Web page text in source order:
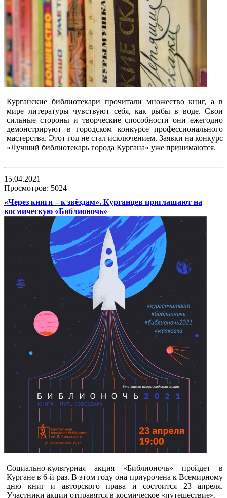
Курганские библиотекари прочитали множество книг, а в
мире литературы чувствуют себя, как рыбы в воде. Свои
сильные стороны и творческие способности они ежегодно
демонстрируют в городском конкурсе профессионального
мастерства. Этот год не стал исключением. Заявки на конкурс
«Лучший библиотекарь города Кургана» уже принимаются.
15.04.2021
Просмотров: 5024
«Через книги – к звёздам». Курганцев приглашают на
космическую «Библионочь»
Социально-культурная акция «Библионочь» пройдет в
Кургане в 6-й раз. В этом году она приурочена к Всемирному
дню книг и авторского права и состоится 23 апреля.
Участники акции отправятся в космическое «путешествие».